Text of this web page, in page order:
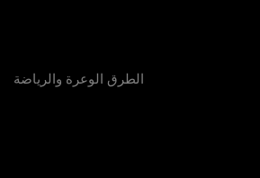
الطرق الوعرة والرياضة